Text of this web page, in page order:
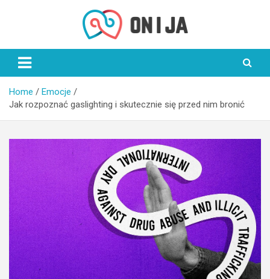
On i Ja
Home
Emocje
Jak rozpoznać gaslighting i skutecznie się przed nim bronić